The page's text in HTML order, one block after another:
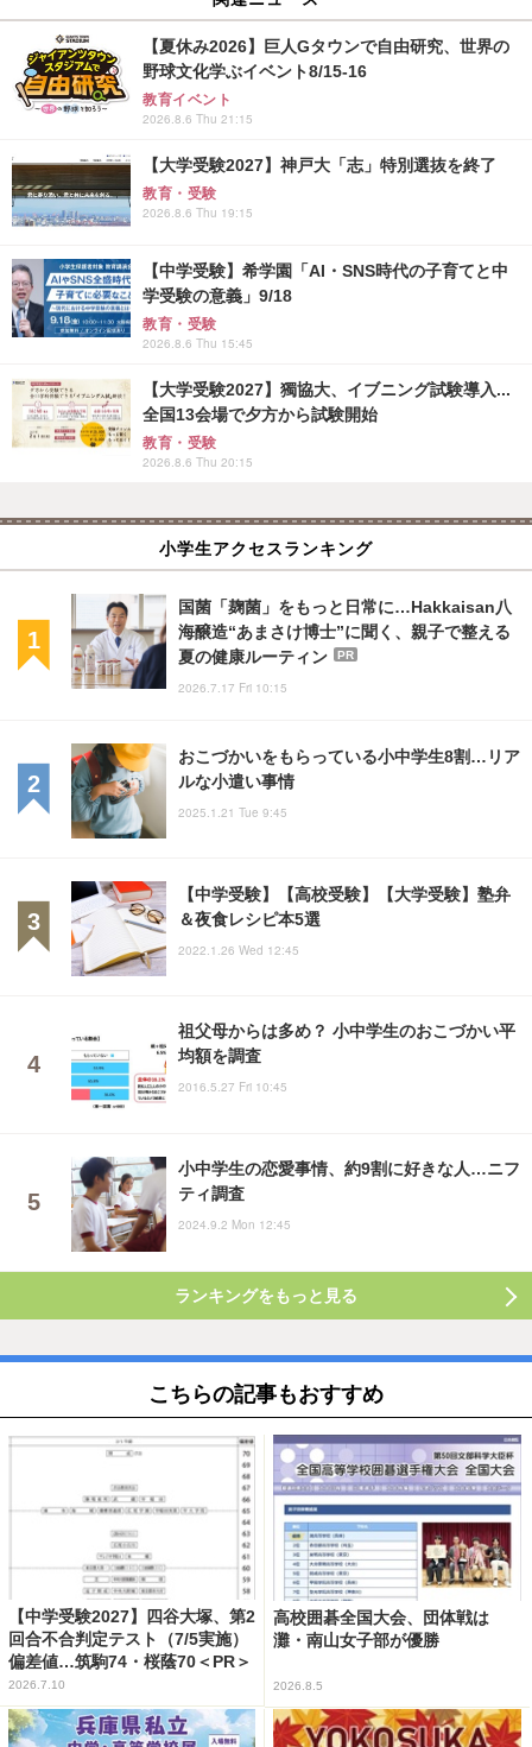
【夏休み2026】巨人Gタウンで自由研究、世界の
野球文化学ぶイベント8/15-16
教育イベント
2026.8.6 Thu 21:15
【大学受験2027】神戸大「志」特別選抜を終了
教育・受験
2026.8.6 Thu 19:15
【中学受験】希学園「AI・SNS時代の子育てと中
学受験の意義」9/18
教育・受験
2026.8.6 Thu 15:45
【大学受験2027】獨協大、イブニング試験導入...
全国13会場で夕方から試験開始
教育・受験
2026.8.6 Thu 20:15
小学生アクセスランキング
国菌「麹菌」をもっと日常に…Hakkaisan八
海醸造“あまさけ博士”に聞く、親子で整える
夏の健康ルーティン
PR
2026.7.17 Fri 10:15
おこづかいをもらっている小中学生8割…リア
ルな小遣い事情
2025.1.21 Tue 9:45
【中学受験】【高校受験】【大学受験】塾弁
＆夜食レシピ本5選
2022.1.26 Wed 12:45
祖父母からは多め？ 小中学生のおこづかい平
均額を調査
2016.5.27 Fri 10:45
小中学生の恋愛事情、約9割に好きな人…ニフ
ティ調査
2024.9.2 Mon 12:45
ランキングをもっと見る
こちらの記事もおすすめ
【中学受験2027】四谷大塚、第2
回合不合判定テスト（7/5実施）
偏差値…筑駒74・桜蔭70＜PR＞
2026.7.10
高校囲碁全国大会、団体戦は
灘・南山女子部が優勝
2026.8.5